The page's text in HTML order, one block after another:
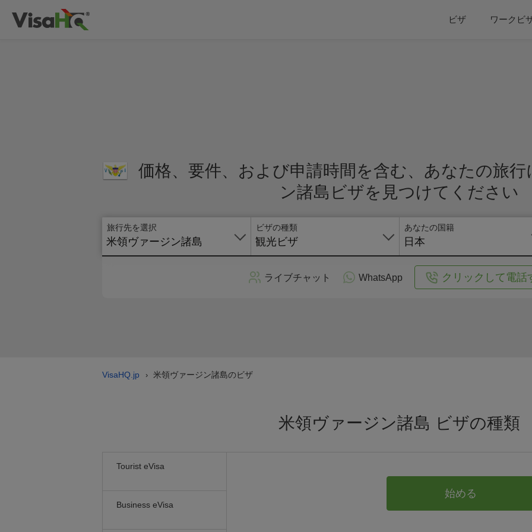
ビザ ワークビ
価格、要件、および申請時間を含む、あなたの旅
ン諸島ビザを見つけてください
旅行先を選択
米領ヴァージン諸島
ビザの種類
観光ビザ
あなたの国籍
日本
ライブチャット WhatsApp クリックして電話
VisaHQ.jp › 米領ヴァージン諸島のビザ
米領ヴァージン諸島 ビザの種類
Tourist eVisa
Business eVisa
始める